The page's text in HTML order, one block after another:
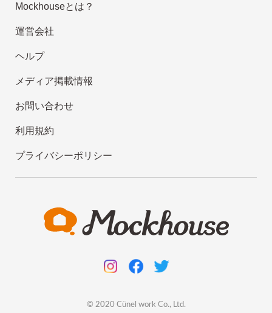
Mockhouseとは？
運営会社
ヘルプ
メディア掲載情報
お問い合わせ
利用規約
プライバシーポリシー
© 2020 Cünel work Co., Ltd.